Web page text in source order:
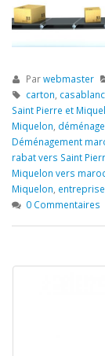
Parwebmaster
carton
Saint Pierre et
Miquelon
Déménagement
rabat vers Saint
Miquelon vers
Miquelon entreprise
0 Commentaires